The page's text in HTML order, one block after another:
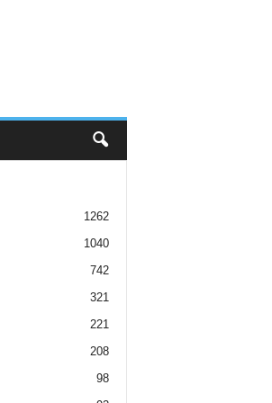
1262
1040
742
321
221
208
98